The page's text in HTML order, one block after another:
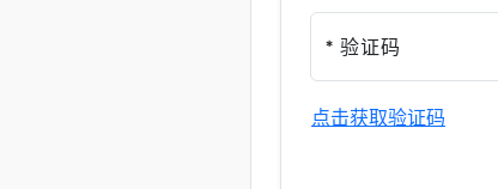
* 验证码
点击获取验证码